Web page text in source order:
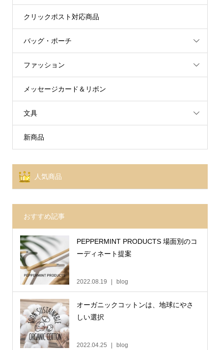
クリックポスト対応商品
バッグ・ポーチ
ファッション
メッセージカード＆リボン
文具
新商品
人気商品
おすすめ記事
PEPPERMINT PRODUCTS 場面別のコ
ーディネート提案
2022.08.19 blog
オーガニックコットンは、地球にやさ
しい選択
2022.04.25 blog